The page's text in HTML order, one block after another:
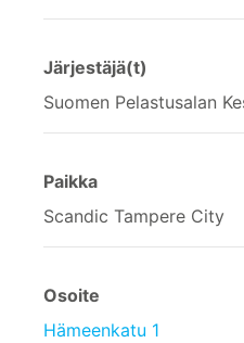
Järjestäjä(t)
Suomen Pelastusalan
Paikka
Scandic Tampere City
Osoite
Hämeenkatu 1